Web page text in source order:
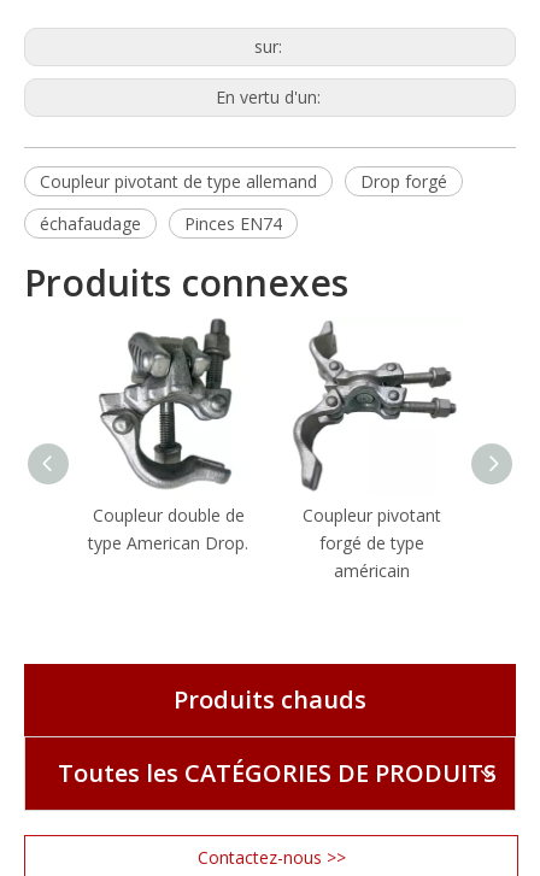
sur:
En vertu d'un:
Coupleur pivotant de type allemand
Drop forgé
échafaudage
Pinces EN74
Produits connexes
Coupleur double de
type American Drop.
Coupleur pivotant
forgé de type
américain
Produits chauds
Toutes les CATÉGORIES DE PRODUITS
Contactez-nous >>